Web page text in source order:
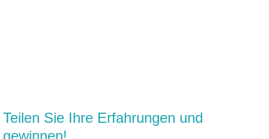
Teilen Sie Ihre Erfahrungen und
gewinnen!